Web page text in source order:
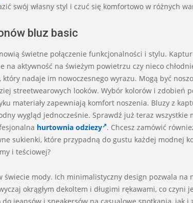
swój własny styl i czuć się komfortowo w różnych
bluz basic
świetne połączenie funkcjonalności i stylu.
na aktywność na świeżym powietrzu czy nieco
nadaje im nowoczesnego wyrazu. Mogą być
streetwearowych looków. Wybór kolorów i zdobień
materiały zapewniają komfort noszenia. Bluzy z
wygląd jednocześnie. Sprawdź już teraz wszystkie
hurtownia odziezy . Chcesz zamówić
sukienki, które przypadną do gustu każdej modnej
i teściowej?
świecie mody. Ich minimalistyczny design pozwala na
okrągłym dekoltem i długimi rękawami, co czyni